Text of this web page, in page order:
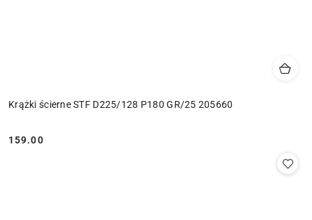
Krążki ścierne STF D225/128 P180 GR/25 205660
Cena:
159.00